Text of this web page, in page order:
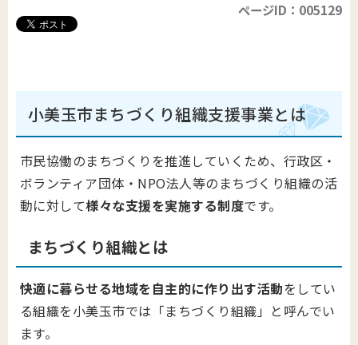
ページID：005129
小美玉市まちづくり組織支援事業とは
市民協働のまちづくりを推進していくため、行政区・
ボランティア団体・NPO法人等のまちづくり組織の活
動に対して様々な支援を実施する制度です。
まちづくり組織とは
快適に暮らせる地域を自主的に作り出す活動をしてい
る組織を小美玉市では「まちづくり組織」と呼んでい
ます。